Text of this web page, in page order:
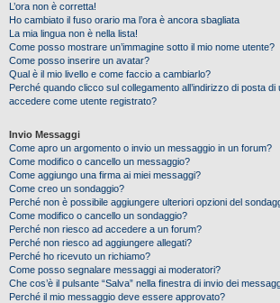
L’ora non è corretta!
Ho cambiato il fuso orario ma l’ora è ancora sbagliata
La mia lingua non è nella lista!
Come posso mostrare un’immagine sotto il mio nome utente?
Come posso inserire un avatar?
Qual è il mio livello e come faccio a cambiarlo?
Perché quando clicco sul collegamento all’indirizzo di posta di
accedere come utente registrato?
Invio Messaggi
Come apro un argomento o invio un messaggio in un forum?
Come modifico o cancello un messaggio?
Come aggiungo una firma ai miei messaggi?
Come creo un sondaggio?
Perché non è possibile aggiungere ulteriori opzioni del
Come modifico o cancello un sondaggio?
Perché non riesco ad accedere a un forum?
Perché non riesco ad aggiungere allegati?
Perché ho ricevuto un richiamo?
Come posso segnalare messaggi ai moderatori?
Che cos’è il pulsante “Salva” nella finestra di invio dei
Perché il mio messaggio deve essere approvato?